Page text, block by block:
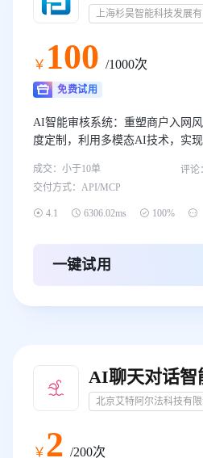
上海杉昊智能科技发展有
￥ 100 /1000次
免费试用
AI智能审核系统：重塑商户入网
度定制，利用多模态AI技术，实
一致，经营类型与经营场所符合
执行标准，更节约90%培训成本，
网风控新标杆。
成交： 小于10单 评论：
交付方式： API/MCP
 4.1  6306.02ms  100% 
一键试用
北京艾特阿尔法科技有限
￥ 2 /200次